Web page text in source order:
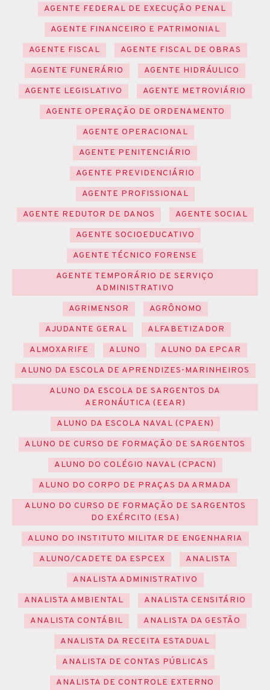
AGENTE FEDERAL DE EXECUÇÃO PENAL
AGENTE FINANCEIRO E PATRIMONIAL
AGENTE FISCAL
AGENTE FISCAL DE OBRAS
AGENTE FUNERÁRIO
AGENTE HIDRÁULICO
AGENTE LEGISLATIVO
AGENTE METROVIÁRIO
AGENTE OPERAÇÃO DE ORDENAMENTO
AGENTE OPERACIONAL
AGENTE PENITENCIÁRIO
AGENTE PREVIDENCIÁRIO
AGENTE PROFISSIONAL
AGENTE REDUTOR DE DANOS
AGENTE SOCIAL
AGENTE SOCIOEDUCATIVO
AGENTE TÉCNICO FORENSE
AGENTE TEMPORÁRIO DE SERVIÇO
ADMINISTRATIVO
AGRIMENSOR
AGRÔNOMO
AJUDANTE GERAL
ALFABETIZADOR
ALMOXARIFE
ALUNO
ALUNO DA EPCAR
ALUNO DA ESCOLA DE APRENDIZES-MARINHEIROS
ALUNO DA ESCOLA DE SARGENTOS DA
AERONÁUTICA (EEAR)
ALUNO DA ESCOLA NAVAL (CPAEN)
ALUNO DE CURSO DE FORMAÇÃO DE SARGENTOS
ALUNO DO COLÉGIO NAVAL (CPACN)
ALUNO DO CORPO DE PRAÇAS DA ARMADA
ALUNO DO CURSO DE FORMAÇÃO DE SARGENTOS
DO EXÉRCITO (ESA)
ALUNO DO INSTITUTO MILITAR DE ENGENHARIA
ALUNO/CADETE DA ESPCEX
ANALISTA
ANALISTA ADMINISTRATIVO
ANALISTA AMBIENTAL
ANALISTA CENSITÁRIO
ANALISTA CONTÁBIL
ANALISTA DA GESTÃO
ANALISTA DA RECEITA ESTADUAL
ANALISTA DE CONTAS PÚBLICAS
ANALISTA DE CONTROLE EXTERNO